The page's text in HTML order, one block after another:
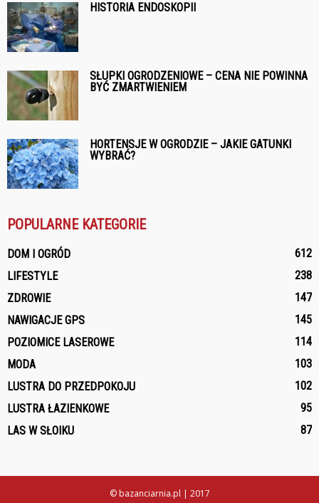
HISTORIA ENDOSKOPII
SŁUPKI OGRODZENIOWE – CENA NIE POWINNA
BYĆ ZMARTWIENIEM
HORTENSJE W OGRODZIE – JAKIE GATUNKI
WYBRAĆ?
POPULARNE KATEGORIE
DOM I OGRÓD
612
LIFESTYLE
238
ZDROWIE
147
NAWIGACJE GPS
145
POZIOMICE LASEROWE
114
MODA
103
LUSTRA DO PRZEDPOKOJU
102
LUSTRA ŁAZIENKOWE
95
LAS W SŁOIKU
87
© bazanciarnia.pl | 2017